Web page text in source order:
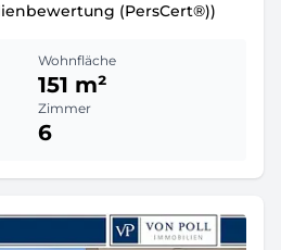
(PersCert®))
Wohnfläche
151 m²
Zimmer
6